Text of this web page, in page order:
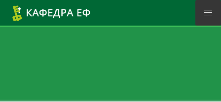
Перейти до основного вмісту